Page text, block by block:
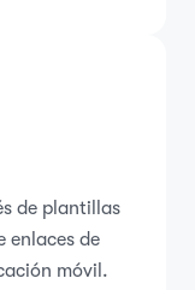
de plantillas
enlaces de
móvil.